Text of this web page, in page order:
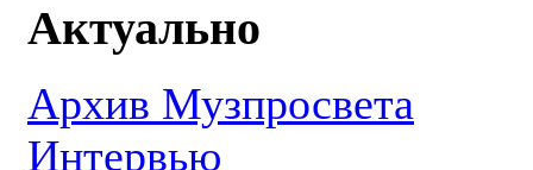
Актуально
Архив Музпросвета
Интервью